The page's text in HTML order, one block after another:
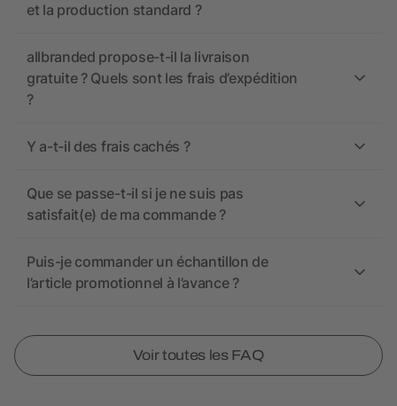
et la production standard ?
allbranded propose-t-il la livraison
gratuite ? Quels sont les frais d’expédition
?
Y a-t-il des frais cachés ?
Que se passe-t-il si je ne suis pas
satisfait(e) de ma commande ?
Puis-je commander un échantillon de
l’article promotionnel à l’avance ?
Voir toutes les FAQ